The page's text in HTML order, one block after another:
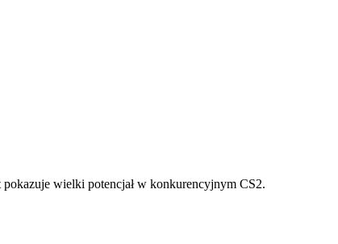
wielki potencjał w konkurencyjnym CS2.